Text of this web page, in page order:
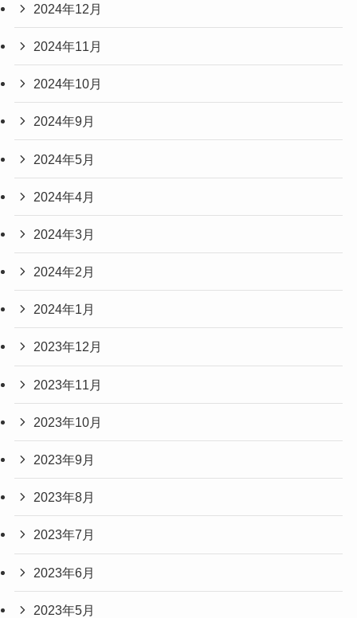
2024年12月
2024年11月
2024年10月
2024年9月
2024年5月
2024年4月
2024年3月
2024年2月
2024年1月
2023年12月
2023年11月
2023年10月
2023年9月
2023年8月
2023年7月
2023年6月
2023年5月